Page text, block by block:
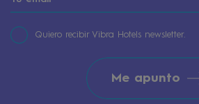
Quiero recibir Vibra Hotels newsletter.
Me apunto